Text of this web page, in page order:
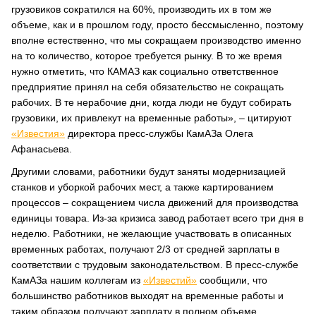
грузовиков сократился на 60%, производить их в том же
объеме, как и в прошлом году, просто бессмысленно, поэтому
вполне естественно, что мы сокращаем производство именно
на то количество, которое требуется рынку. В то же время
нужно отметить, что КАМАЗ как социально ответственное
предприятие принял на себя обязательство не сокращать
рабочих. В те нерабочие дни, когда люди не будут собирать
грузовики, их привлекут на временные работы», – цитируют
«Известия» директора пресс-службы КамАЗа Олега
Афанасьева.
Другими словами, работники будут заняты модернизацией
станков и уборкой рабочих мест, а также картированием
процессов – сокращением числа движений для производства
единицы товара. Из-за кризиса завод работает всего три дня в
неделю. Работники, не желающие участвовать в описанных
временных работах, получают 2/3 от средней зарплаты в
соответствии с трудовым законодательством. В пресс-службе
КамАЗа нашим коллегам из «Известий» сообщили, что
большинство работников выходят на временные работы и
таким образом получают зарплату в полном объеме.